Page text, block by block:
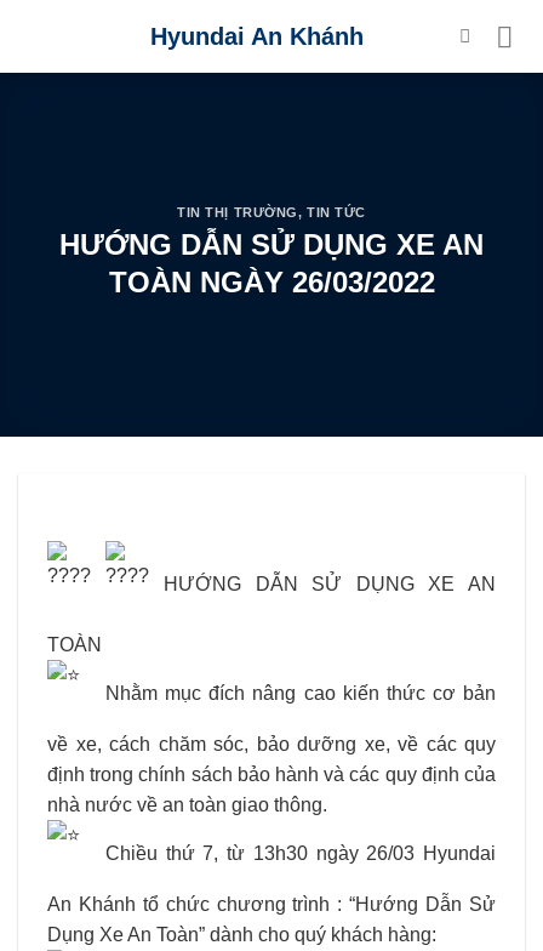
content
Hyundai An Khánh
TIN THỊ TRƯỜNG,TIN TỨC
HƯỚNG DẪN SỬ DỤNG XE AN
TOÀN NGÀY 26/03/2022
HƯỚNG DẪN SỬ DỤNG XE AN
TOÀN
Nhằm mục đích nâng cao kiến thức cơ bản
về xe, cách chăm sóc, bảo dưỡng xe, về các quy
định trong chính sách bảo hành và các quy định của
nhà nước về an toàn giao thông.
Chiều thứ 7, từ 13h30 ngày 26/03 Hyundai
An Khánh tổ chức chương trình : “Hướng Dẫn Sử
Dụng Xe An Toàn” dành cho quý khách hàng: